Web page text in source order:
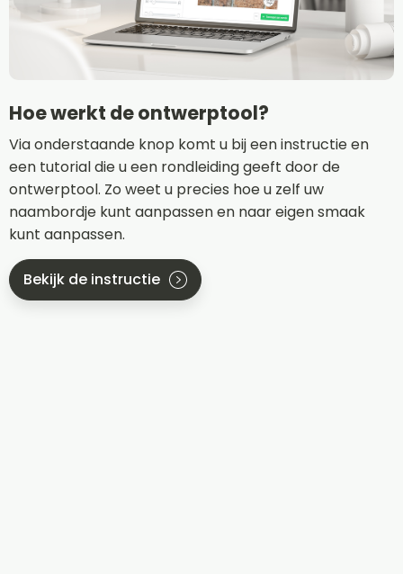
Hoe werkt de ontwerptool?
Via onderstaande knop komt u bij een instructie en
een tutorial die u een rondleiding geeft door de
ontwerptool. Zo weet u precies hoe u zelf uw
naambordje kunt aanpassen en naar eigen smaak
kunt aanpassen.
Bekijk de instructie